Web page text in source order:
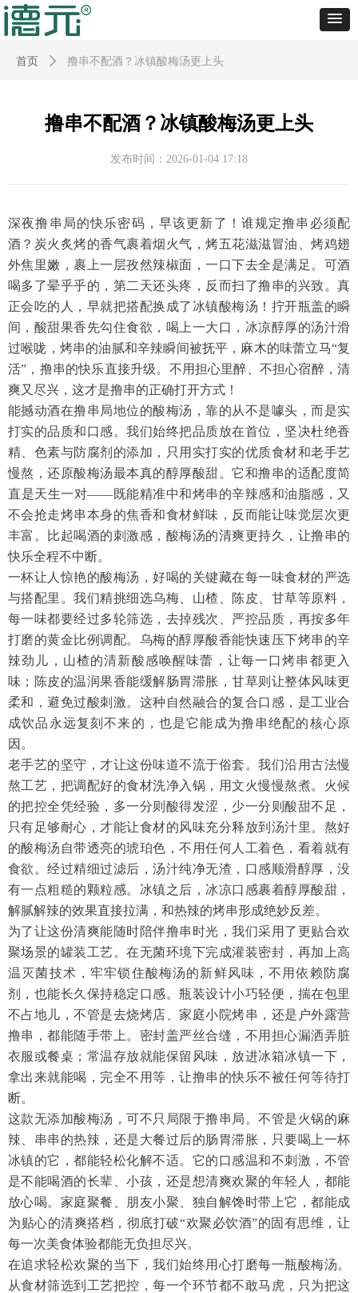
首页 ꄲ 撸串不配酒？冰镇酸梅汤更上头
撸串不配酒？冰镇酸梅汤更上头
深夜撸串局的快乐密码，早该更新了！谁规定撸串必须配
酒？炭火炙烤的香气裹着烟火气，烤五花滋滋冒油、烤鸡翅
外焦里嫩，裹上一层孜然辣椒面，一口下去全是满足。可酒
喝多了晕乎乎的，第二天还头疼，反而扫了撸串的兴致。真
正会吃的人，早就把搭配换成了冰镇酸梅汤！拧开瓶盖的瞬
间，酸甜果香先勾住食欲，喝上一大口，冰凉醇厚的汤汁滑
过喉咙，烤串的油腻和辛辣瞬间被抚平，麻木的味蕾立马“复
活”，撸串的快乐直接升级。不用担心里醉、不担心宿醉，清
爽又尽兴，这才是撸串的正确打开方式！
能撼动酒在撸串局地位的酸梅汤，靠的从不是噱头，而是实
打实的品质和口感。我们始终把品质放在首位，坚决杜绝香
精、色素与防腐剂的添加，只用实打实的优质食材和老手艺
慢熬，还原酸梅汤最本真的醇厚酸甜。它和撸串的适配度简
直是天生一对——既能精准中和烤串的辛辣感和油脂感，又
不会抢走烤串本身的焦香和食材鲜味，反而能让味觉层次更
丰富。比起喝酒的刺激感，酸梅汤的清爽更持久，让撸串的
快乐全程不中断。
一杯让人惊艳的酸梅汤，好喝的关键藏在每一味食材的严选
与搭配里。我们精挑细选乌梅、山楂、陈皮、甘草等原料，
每一味都要经过多轮筛选，去掉残次、严控品质，再按多年
打磨的黄金比例调配。乌梅的醇厚酸香能快速压下烤串的辛
辣劲儿，山楂的清新酸感唤醒味蕾，让每一口烤串都更入
味；陈皮的温润果香能缓解肠胃滞胀，甘草则让整体风味更
柔和，避免过酸刺激。这种自然融合的复合口感，是工业合
成饮品永远复刻不来的，也是它能成为撸串绝配的核心原
因。
老手艺的坚守，才让这份味道不流于俗套。我们沿用古法慢
熬工艺，把调配好的食材洗净入锅，用文火慢慢熬煮。火候
的把控全凭经验，多一分则酸得发涩，少一分则酸甜不足，
只有足够耐心，才能让食材的风味充分释放到汤汁里。熬好
的酸梅汤自带透亮的琥珀色，不用任何人工着色，看着就有
食欲。经过精细过滤后，汤汁纯净无渣，口感顺滑醇厚，没
有一点粗糙的颗粒感。冰镇之后，冰凉口感裹着醇厚酸甜，
解腻解辣的效果直接拉满，和热辣的烤串形成绝妙反差。
为了让这份清爽能随时陪伴撸串时光，我们采用了更贴合欢
聚场景的罐装工艺。在无菌环境下完成灌装密封，再加上高
温灭菌技术，牢牢锁住酸梅汤的新鲜风味，不用依赖防腐
剂，也能长久保持稳定口感。瓶装设计小巧轻便，揣在包里
不占地儿，不管是去烧烤店、家庭小院烤串，还是户外露营
撸串，都能随手带上。密封盖严丝合缝，不用担心漏洒弄脏
衣服或餐桌；常温存放就能保留风味，放进冰箱冰镇一下，
拿出来就能喝，完全不用等，让撸串的快乐不被任何等待打
断。
这款无添加酸梅汤，可不只局限于撸串局。不管是火锅的麻
辣、串串的热辣，还是大餐过后的肠胃滞胀，只要喝上一杯
冰镇的它，都能轻松化解不适。它的口感温和不刺激，不管
是不能喝酒的长辈、小孩，还是想清爽欢聚的年轻人，都能
放心喝。家庭聚餐、朋友小聚、独自解馋时带上它，都能成
为贴心的清爽搭档，彻底打破“欢聚必饮酒”的固有思维，让
每一次美食体验都能无负担尽兴。
在追求轻松欢聚的当下，我们始终用心打磨每一瓶酸梅汤。
从食材筛选到工艺把控，每一个环节都不敢马虎，只为把这
发布时间： 2026-01-04 17:18